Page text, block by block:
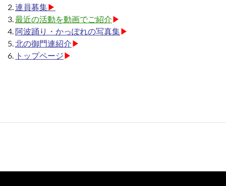
連員募集▶︎
最近の活動を動画でご紹介▶︎
阿波踊り・かっぽれの写真集▶︎
北の御門連紹介▶︎
トップページ▶︎